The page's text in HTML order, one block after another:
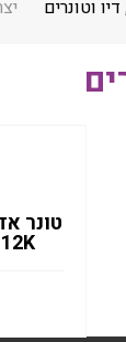
, דיו וטונרים